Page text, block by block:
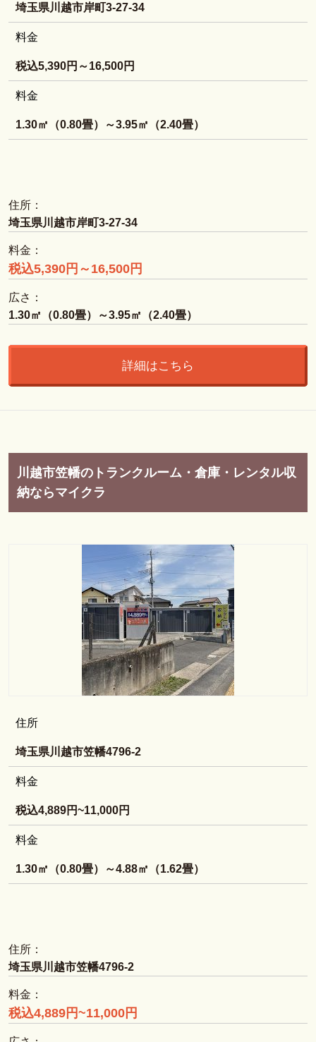
埼玉県川越市岸町3-27-34
料金
税込5,390円～16,500円
料金
1.30㎡（0.80畳）～3.95㎡（2.40畳）
住所：
埼玉県川越市岸町3-27-34
料金：
税込5,390円～16,500円
広さ：
1.30㎡（0.80畳）～3.95㎡（2.40畳）
詳細はこちら
川越市笠幡のトランクルーム・倉庫・レンタル収
納ならマイクラ
住所
埼玉県川越市笠幡4796-2
料金
税込4,889円~11,000円
料金
1.30㎡（0.80畳）～4.88㎡（1.62畳）
住所：
埼玉県川越市笠幡4796-2
料金：
税込4,889円~11,000円